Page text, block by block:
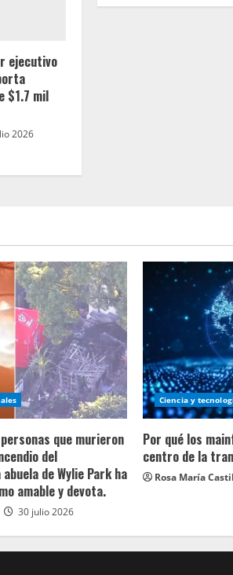
ejecutivo
$1.7 mil
2026
que murieron
del
de Wylie Park ha
amable y devota.
30 julio 2026
Ciencia y
Por qué los
centro de la
Rosa María